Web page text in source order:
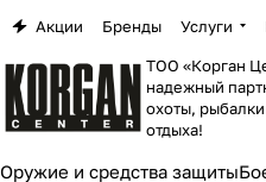
Акции Бренды Услуги
ТОО «Корган
надежный
охоты,
отдыха!
Оружие и средства защиты